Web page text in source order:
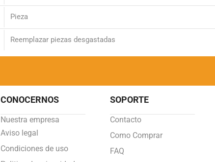
Pieza
Reemplazar piezas desgastadas
CONOCERNOS
Nuestra empresa
Aviso legal
Condiciones de uso
SOPORTE
Contacto
Como Comprar
FAQ